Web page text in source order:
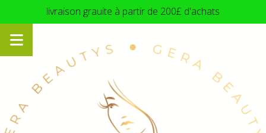
livraison grauite à partir de 200£ d'achats